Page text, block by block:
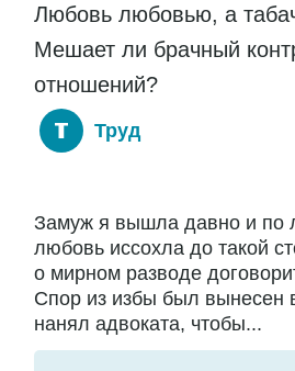
Любовь любовью, а
Мешает ли брачный
отношений?
Труд
Замуж я вышла давно и по
любовь иссохла до такой
о мирном разводе
Спор из избы был
нанял адвоката, чтобы...